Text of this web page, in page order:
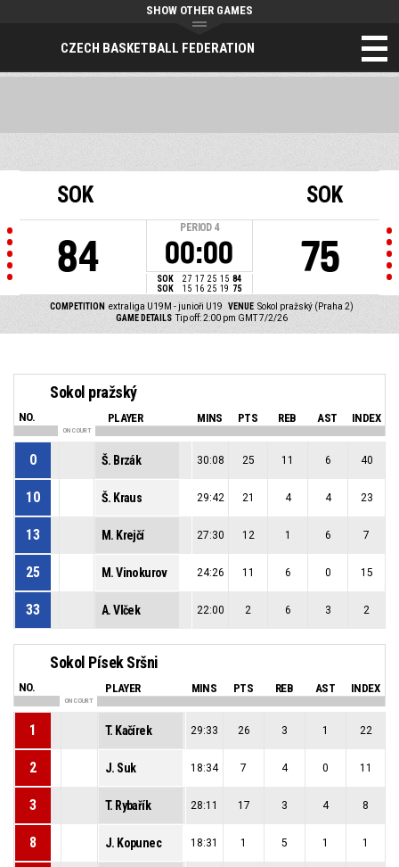
CZECH BASKETBALL FEDERATION
SHOW OTHER GAMES
SOK
84
PERIOD 4
00:00
SOK 27 17 25 15 84
SOK
15 16 25 19 75
SOK
75
COMPETITION extraliga U19M - junioři U19 VENUE Sokol pražský (Praha 2)
GAME DETAILS Tip off: 2:00 pm GMT 7/2/26
Sokol pražský
NO. PLAYER MINS PTS REB AST INDEX
ON COURT
0 Š. Brzák 30:08 25 11 6 40
10 Š. Kraus 29:42 21 4 4 23
13 M. Krejčí 27:30 12 1 6 7
25 M. Vinokurov 24:26 11 6 0 15
33 A. Vlček 22:00 2 6 3 2
Sokol Písek Sršni
NO. PLAYER MINS PTS REB AST INDEX
ON COURT
1 T. Kačírek 29:33 26 3 1 22
2 J. Suk 18:34 7 4 0 11
3 T. Rybařík 28:11 17 3 4 8
8 J. Kopunec 18:31 1 5 1 1